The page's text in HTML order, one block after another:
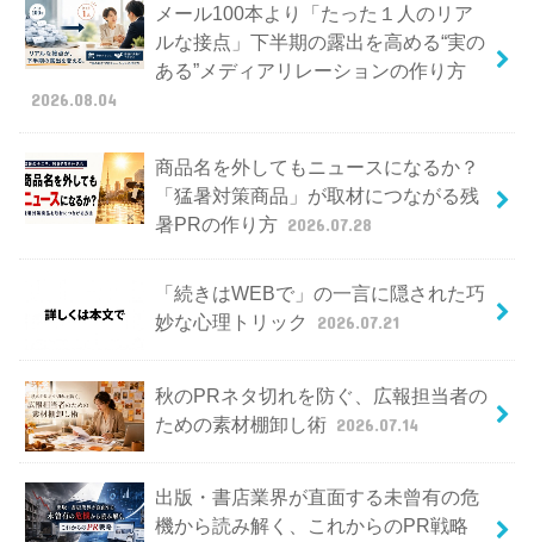
メール100本より「たった１人のリア
ルな接点」下半期の露出を高める“実の
ある”メディアリレーションの作り方
2026.08.04
商品名を外してもニュースになるか？
「猛暑対策商品」が取材につながる残
暑PRの作り方 2026.07.28
「続きはWEBで」の一言に隠された巧
妙な心理トリック
2026.07.21
秋のPRネタ切れを防ぐ、広報担当者の
ための素材棚卸し術 2026.07.14
出版・書店業界が直面する未曾有の危
機から読み解く、これからのPR戦略